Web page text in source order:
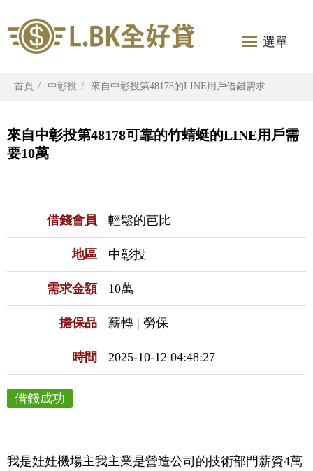
選單
首頁 中彰投 來自中彰投第48178的LINE用戶借錢需求
來自中彰投第48178可靠的竹蜻蜓的LINE用戶需
要10萬
借錢會員 輕鬆的芭比
地區 中彰投
需求金額 10萬
擔保品 薪轉 | 勞保
時間 2025-10-12 04:48:27
借錢成功
我是娃娃機場主我主業是營造公司的技術部門薪資4萬